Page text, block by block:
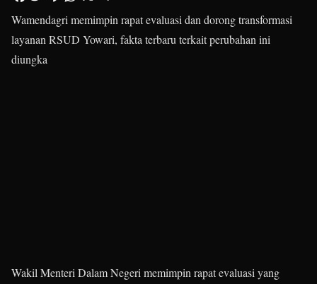
Wamendagri memimpin rapat evaluasi dan dorong transformasi
layanan RSUD Yowari, fakta terbaru terkait perubahan ini
diungka
Wakil Menteri Dalam Negeri memimpin rapat evaluasi yang